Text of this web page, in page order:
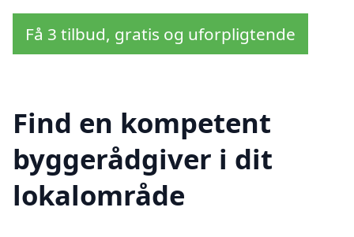
Få 3 tilbud, gratis og uforpligtende
Find en kompetent
byggerådgiver i dit
lokalområde